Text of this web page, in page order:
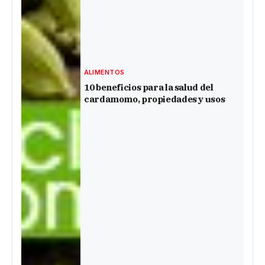
ALIMENTOS
10 beneficios para la salud del
cardamomo, propiedades y usos